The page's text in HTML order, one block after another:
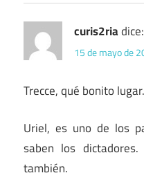
curis2riadice:
15 de mayo de
Trecce, qué bonito lugar.
Uriel, es uno de los
saben los
también.